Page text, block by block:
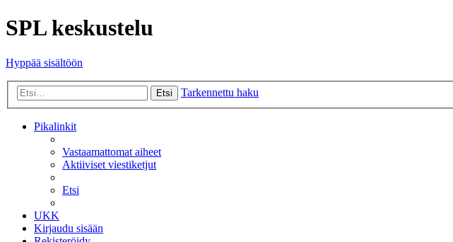
SPL keskustelu
Hyppää sisältöön
Etsi Tarkennettu haku
Pikalinkit
Vastaamattomat aiheet
Aktiiviset viestiketjut
Etsi
UKK
Kirjaudu sisään